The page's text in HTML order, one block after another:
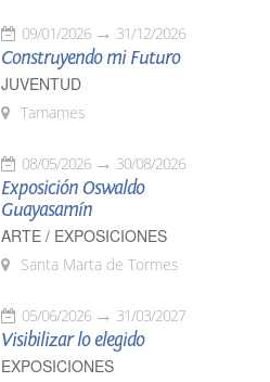
09/01/2026 31/12/2026
Construyendo mi Futuro
JUVENTUD
Tamames
08/05/2026 30/08/2026
Exposición Oswaldo
Guayasamín
ARTE / EXPOSICIONES
Santa Marta de Tormes
05/06/2026 31/03/2027
Visibilizar lo elegido
EXPOSICIONES